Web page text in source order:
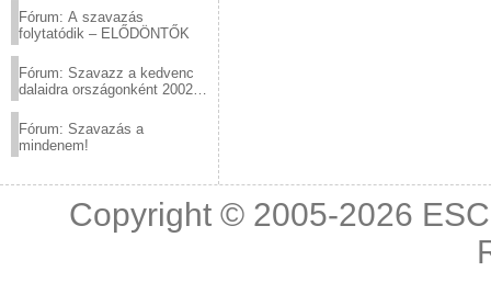
Fórum: A szavazás
folytatódik – ELŐDÖNTŐK
Fórum: Szavazz a kedvenc
dalaidra országonként 2002
Fórum: Szavazás a
mindenem!
Copyright © 2005-2026